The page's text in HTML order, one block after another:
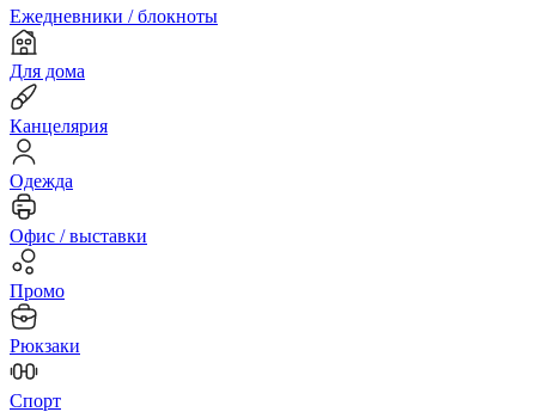
Ежедневники / блокноты
Для дома
Канцелярия
Одежда
Офис / выставки
Промо
Рюкзаки
Спорт